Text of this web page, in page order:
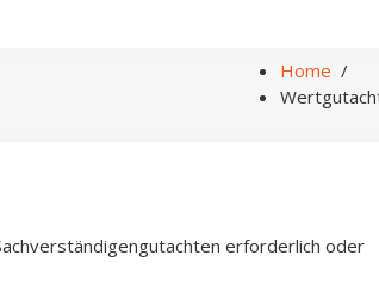
Home /
erforderlich oder